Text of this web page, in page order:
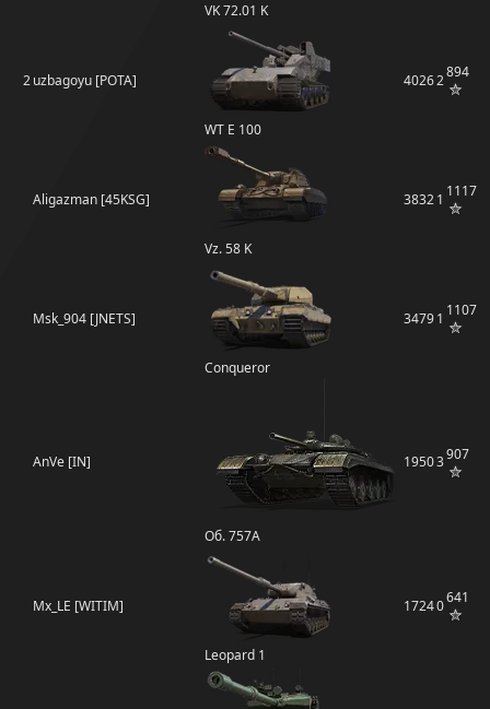
VK 72.01 K
2uzbagoyu [POTA]
WT E 100
40262894
Aligazman [45KSG]
Vz. 58 K
38321 1117
Msk_904 [JNETS]
Conqueror
34791 1107
AnVe [IN]
Об. 757А
19503907
Mx_LE [WITIM]
Leopard 1
17240641